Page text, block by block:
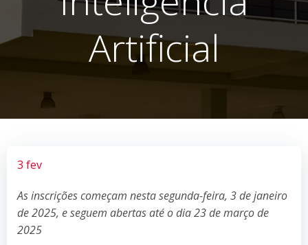
Artificial
3 fev
As inscrições começam nesta segunda-feira, 3 de janeiro
de 2025, e seguem abertas até o dia 23 de março de
2025